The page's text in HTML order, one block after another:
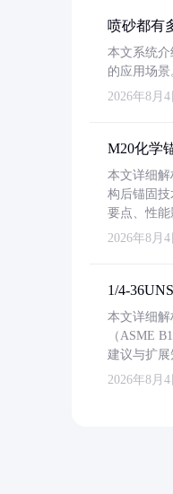
喷砂都有
本文系统介
的应用场
2026年8月4
M20化学
本文详细
构后锚固技
要点、性能
2026年8月4
1/4-
本文详细
（ASME
建议与扩展
2026年8月4